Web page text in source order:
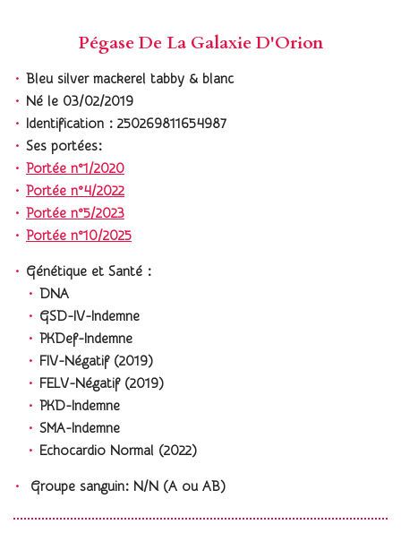
Pégase De La Galaxie D'Orion
Bleu silver mackerel tabby & blanc
Né le 03/02/2019
Identification : 250269811654987
Ses portées:
Portée n°1/2020
Portée n°4/2022
Portée n°5/2023
Portée n°10/2025
Génétique et Santé :
DNA
GSD-IV-Indemne
PKDef-Indemne
FIV-Négatif (2019)
FELV-Négatif (2019)
PKD-Indemne
SMA-Indemne
Echocardio Normal (2022)
Groupe sanguin: N/N (A ou AB)